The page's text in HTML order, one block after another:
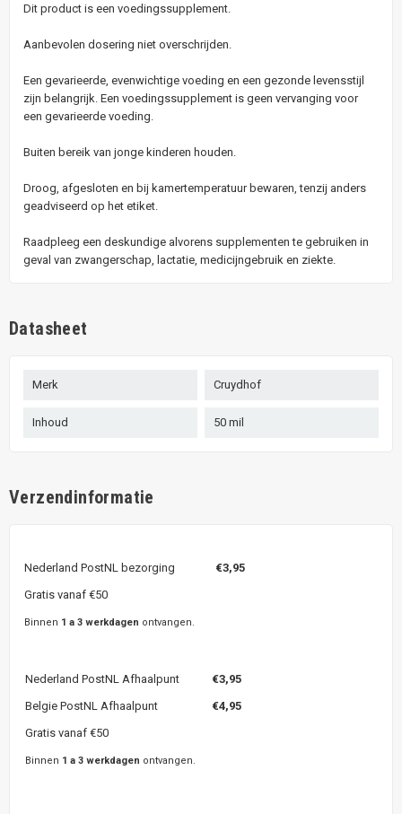
Dit product is een voedingssupplement.
Aanbevolen dosering niet overschrijden.
Een gevarieerde, evenwichtige voeding en een gezonde levensstijl
zijn belangrijk. Een voedingssupplement is geen vervanging voor
een gevarieerde voeding.
Buiten bereik van jonge kinderen houden.
Droog, afgesloten en bij kamertemperatuur bewaren, tenzij anders
geadviseerd op het etiket.
Raadpleeg een deskundige alvorens supplementen te gebruiken in
geval van zwangerschap, lactatie, medicijngebruik en ziekte.
Datasheet
Merk Cruydhof
Inhoud 50 mil
Verzendinformatie
Nederland PostNL bezorging €3,95
Gratis vanaf €50
Binnen 1 a 3 werkdagen ontvangen.
Nederland PostNL Afhaalpunt €3,95
Belgie PostNL Afhaalpunt
€4,95
Gratis vanaf €50
Binnen 1 a 3 werkdagen ontvangen.